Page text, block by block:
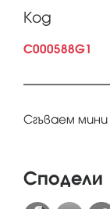
Код
C000588G1
Сгъваем
Сподели